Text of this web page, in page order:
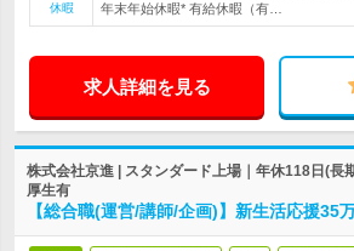
休暇
年末年始休暇* 有給休暇（有…
求人詳細を見る
株式会社京進 | スタンダード上場｜年休118日(長
厚生有
【総合職(運営/講師/企画)】新生活応援